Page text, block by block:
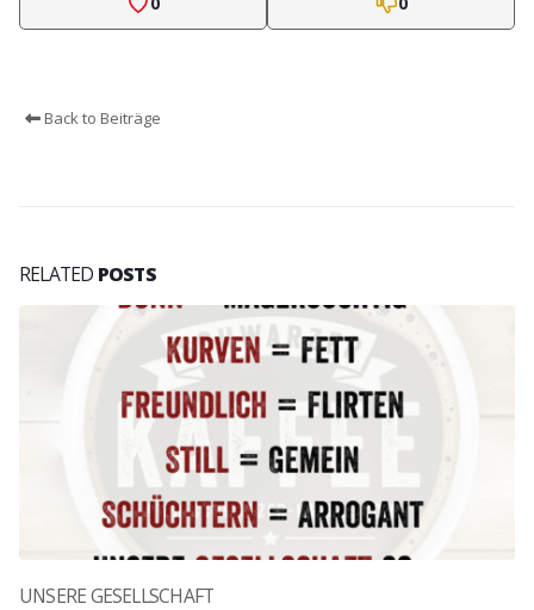
Back to Beiträge
RELATED POSTS
UNSERE GESELLSCHAFT